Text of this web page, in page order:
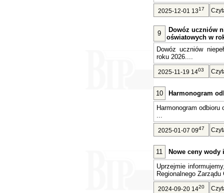
2025-12-01 1317
9
Dowóz uczniów
oświatowych w
Dowóz uczniów
roku 2026....
2025-11-19 1403
10
Harmonogram
Harmonogram odbioru
...
2025-01-07 0947
11
Nowe ceny wody
Uprzejmie
Regionalnego
2024-09-20 1420